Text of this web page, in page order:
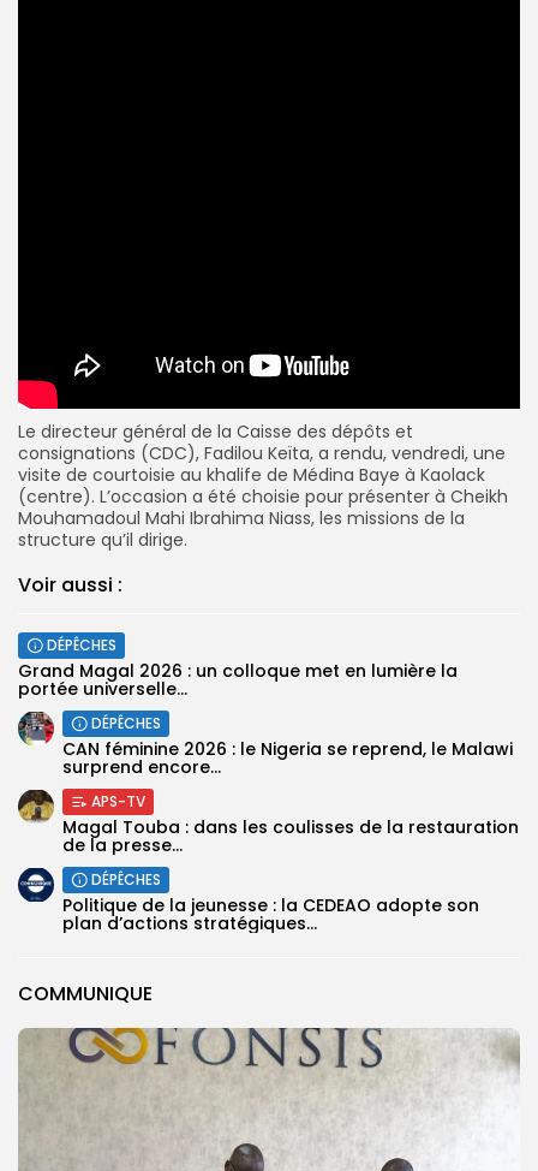
COMMUNIQUE
Le directeur général de la Caisse des dépôts et
consignations (CDC), Fadilou Keïta, a rendu, vendredi, une
visite de courtoisie au khalife de Médina Baye à Kaolack
(centre). L’occasion a été choisie pour présenter à Cheikh
Mouhamadoul Mahi Ibrahima Niass, les missions de la
structure qu’il dirige.
Voir aussi :
DÉPÊCHES
Grand Magal 2026 : un colloque met en lumière la
portée universelle...
DÉPÊCHES
‎CAN féminine 2026 : le Nigeria se reprend, le Malawi
surprend encore...
APS-TV
Magal Touba : dans les coulisses de la restauration
de la presse...
DÉPÊCHES
Politique de la jeunesse : la CEDEAO adopte son
plan d’actions stratégiques...